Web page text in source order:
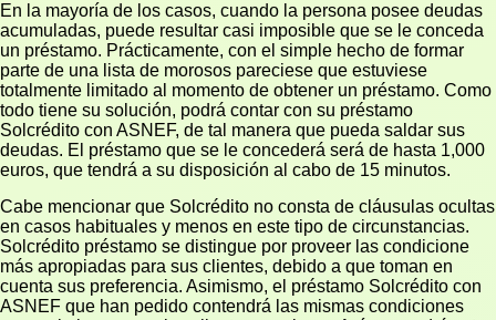
En la mayoría de los casos, cuando la persona posee deudas
acumuladas, puede resultar casi imposible que se le conceda
un préstamo. Prácticamente, con el simple hecho de formar
parte de una lista de morosos pareciese que estuviese
totalmente limitado al momento de obtener un préstamo. Como
todo tiene su solución, podrá contar con su préstamo
Solcrédito con ASNEF, de tal manera que pueda saldar sus
deudas. El préstamo que se le concederá será de hasta 1,000
euros, que tendrá a su disposición al cabo de 15 minutos.
Cabe mencionar que Solcrédito no consta de cláusulas ocultas
en casos habituales y menos en este tipo de circunstancias.
Solcrédito préstamo se distingue por proveer las condicione
más apropiadas para sus clientes, debido a que toman en
cuenta sus preferencia. Asimismo, el préstamo Solcrédito con
ASNEF que han pedido contendrá las mismas condiciones